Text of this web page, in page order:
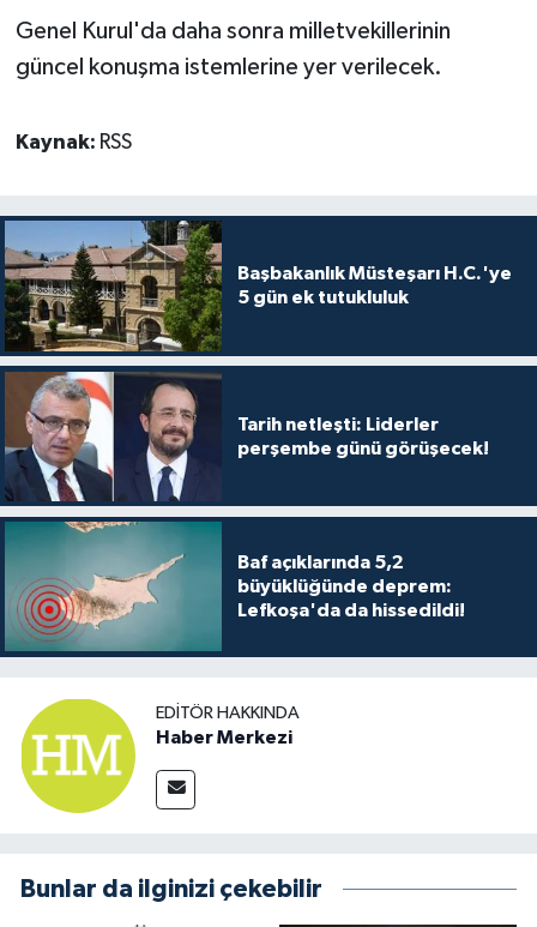
Genel Kurul'da daha sonra milletvekillerinin
güncel konuşma istemlerine yer verilecek.
Kaynak: RSS
Başbakanlık Müsteşarı H.C.'ye
5 gün ek tutukluluk
Tarih netleşti: Liderler
perşembe günü görüşecek!
Baf açıklarında 5,2
büyüklüğünde deprem:
Lefkoşa'da da hissedildi!
EDITÖR HAKKINDA
Haber Merkezi
Bunlar da ilginizi çekebilir